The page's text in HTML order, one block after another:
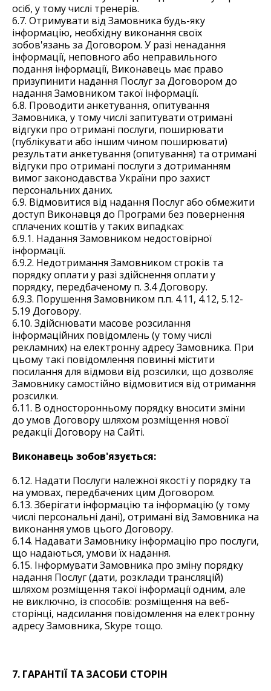
осіб, у тому числі тренерів.
6.7. Отримувати від Замовника будь-яку
інформацію, необхідну виконання своїх
зобов'язань за Договором. У разі ненадання
інформації, неповного або неправильного
подання інформації, Виконавець має право
призупинити надання Послуг за Договором до
надання Замовником такої інформації.
6.8. Проводити анкетування, опитування
Замовника, у тому числі запитувати отримані
відгуки про отримані послуги, поширювати
(публікувати або іншим чином поширювати)
результати анкетування (опитування) та отримані
відгуки про отримані послуги з дотриманням
вимог законодавства України про захист
персональних даних.
6.9. Відмовитися від надання Послуг або обмежити
доступ Виконавця до Програми без повернення
сплачених коштів у таких випадках:
6.9.1. Надання Замовником недостовірної
інформації.
6.9.2. Недотримання Замовником строків та
порядку оплати у разі здійснення оплати у
порядку, передбаченому п. 3.4 Договору.
6.9.3. Порушення Замовником п.п. 4.11, 4.12, 5.12-
5.19 Договору.
6.10. Здійснювати масове розсилання
інформаційних повідомлень (у тому числі
рекламних) на електронну адресу Замовника. При
цьому такі повідомлення повинні містити
посилання для відмови від розсилки, що дозволяє
Замовнику самостійно відмовитися від отримання
розсилки.
6.11. В односторонньому порядку вносити зміни
до умов Договору шляхом розміщення нової
редакції Договору на Сайті.
Виконавець зобов'язується:
6.12. Надати Послуги належної якості у порядку та
на умовах, передбачених цим Договором.
6.13. Зберігати інформацію та інформацію (у тому
числі персональні дані), отримані від Замовника на
виконання умов цього Договору.
6.14. Надавати Замовнику інформацію про послуги,
що надаються, умови їх надання.
6.15. Інформувати Замовника про зміну порядку
надання Послуг (дати, розклади трансляцій)
шляхом розміщення такої інформації одним, але
не виключно, із способів: розміщення на веб-
сторінці, надсилання повідомлення на електронну
адресу Замовника, Skype тощо.
7. ГАРАНТІЇ ТА ЗАСОБИ СТОРІН